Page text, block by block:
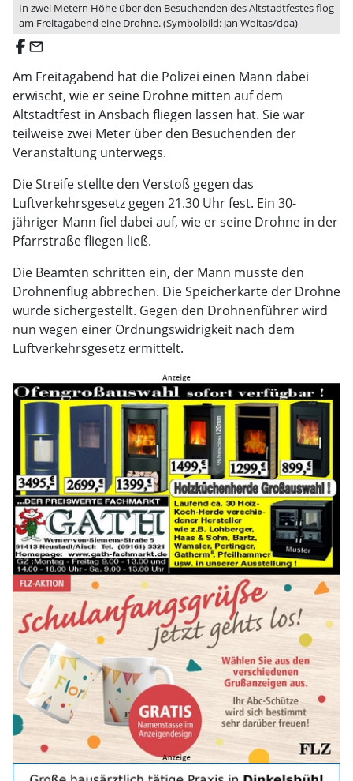
In zwei Metern Höhe über den Besuchenden des Altstadtfestes flog
am Freitagabend eine Drohne. (Symbolbild: Jan Woitas/dpa)
email
Am Freitagabend hat die Polizei einen Mann dabei
erwischt, wie er seine Drohne mitten auf dem
Altstadtfest in Ansbach fliegen lassen hat. Sie war
teilweise zwei Meter über den Besuchenden der
Veranstaltung unterwegs.
Die Streife stellte den Verstoß gegen das
Luftverkehrsgesetz gegen 21.30 Uhr fest. Ein 30-
jähriger Mann fiel dabei auf, wie er seine Drohne in der
Pfarrstraße fliegen ließ.
Die Beamten schritten ein, der Mann musste den
Drohnenflug abbrechen. Die Speicherkarte der Drohne
wurde sichergestellt. Gegen den Drohnenführer wird
nun wegen einer Ordnungswidrigkeit nach dem
Luftverkehrsgesetz ermittelt.